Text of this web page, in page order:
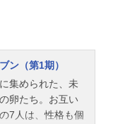
伝えします。意
するアイドル
ら一緒に見守り
屈しないのがか
ルでいるための
ン（第1期）
集められた、未
卵たち。お互い
7人は、性格も個